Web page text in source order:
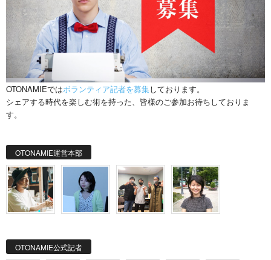
OTONAMIEではボランティア記者を募集しております。
シェアする時代を楽しむ術を持った、皆様のご参加お待ちしておりま
す。
OTONAMIE運営本部
OTONAMIE公式記者